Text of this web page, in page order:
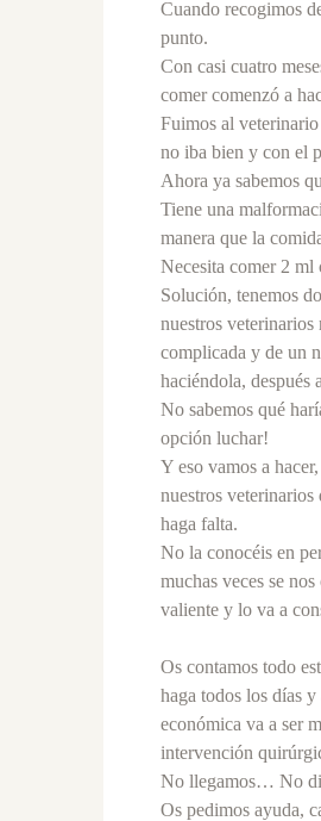
Cuando recogimos
punto.
Con casi cuatro
comer comenzó a
Fuimos al veterinario
no iba bien y con el
Ahora ya sabemos
Tiene una
manera que la
Necesita comer 2 ml
Solución, tenemos
nuestros
complicada y de un
haciéndola, después
No sabemos qué
opción luchar!
Y eso vamos a
nuestros
haga falta.
No la conocéis en
muchas veces se
valiente y lo va a
Os contamos todo
haga todos los días
económica va a ser
intervención
No llegamos… No
Os pedimos ayuda,